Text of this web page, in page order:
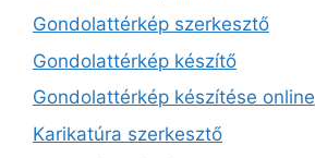
Gondolattérkép szerkesztő
Gondolattérkép készítő
Gondolattérkép készítése online
Karikatúra szerkesztő